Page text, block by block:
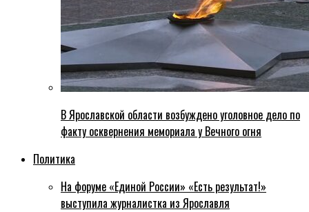
В Ярославской области возбуждено уголовное дело по
факту осквернения мемориала у Вечного огня
Политика
На форуме «Единой России» «Есть результат!»
выступила журналистка из Ярославля